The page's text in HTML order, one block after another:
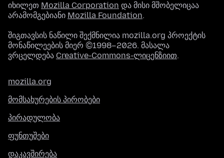
იხილეთ Mozilla Corporation და მისი მშობელიცაა
არამომგებიანი Mozilla Foundation.
შიგთავსის ნაწილი შექმნილია mozilla.org პროექტის
მონაწილეების მიერ ©1998–2026. მასალა
ვრცელდება Creative-Commons-ლიცენზიით.
mozilla.org
მომსახურების პირობები
პირადულობა
ფუნთუშები
დაკავშირება